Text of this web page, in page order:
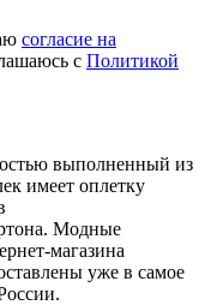
согласие на
с Политикой
выполненный из
имеет оплетку
Модные
магазина
уже в самое